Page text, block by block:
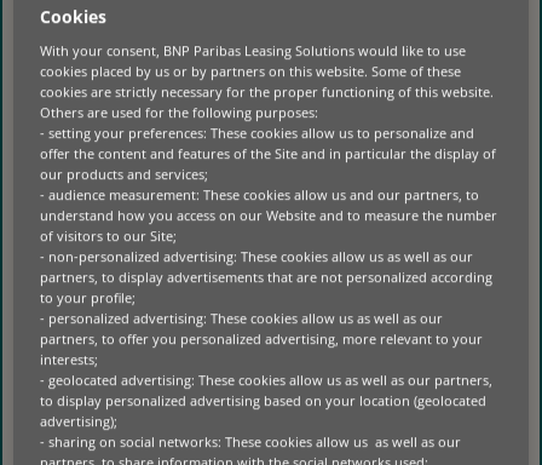
TAXAS DE UTILIZAÇÃO MAIS ELEVADAS PODEM
SIGNIFICAR QUE SÃO NECESSÁRIOS MENOS
ATIVOS PARA PRODUZIR O MESMO RESULTADO
EMPRESARIAL. CICLOS DE VIDA MAIS LONGOS
REDUZEM OS CICLOS DE SUBSTITUIÇÃO E A
DISRUPÇÃO. UMA MANUTENÇÃO
ESTRUTURADA MELHORA A FIABILIDADE E A
PRODUTIVIDADE.
A INVESTIGAÇÃO ANALISADA PELA AGÊNCIA
EUROPEIA DO AMBIENTE SUGERE QUE ESTAS
MUDANÇAS PODEM CONTRIBUIR PARA A
REDUÇÃO DAS EMISSÕES, AO DIMINUIR A
PROCURA DE NOVA PRODUÇÃO. MAS, MESMO
SEM A PERSPETIVA CLIMÁTICA, A LÓGICA
COMERCIAL MANTÉM-SE: UMA MELHOR
UTILIZAÇÃO MELHORA A EFICIÊNCIA DO
CAPITAL E A RESILIÊNCIA OPERACIONAL.
Cookies
With your consent, BNP Paribas Leasing Solutions would like to use
cookies placed by us or by partners on this website. Some of these
cookies are strictly necessary for the proper functioning of this website.
Others are used for the following purposes:
- setting your preferences: These cookies allow us to personalize and
offer the content and features of the Site and in particular the display of
our products and services;
- audience measurement: These cookies allow us and our partners, to
understand how you access on our Website and to measure the number
of visitors to our Site;
- non-personalized advertising: These cookies allow us as well as our
partners, to display advertisements that are not personalized according
to your profile;
- personalized advertising: These cookies allow us as well as our
partners, to offer you personalized advertising, more relevant to your
interests;
- geolocated advertising: These cookies allow us as well as our partners,
to display personalized advertising based on your location (geolocated
advertising);
- sharing on social networks: These cookies allow us as well as our